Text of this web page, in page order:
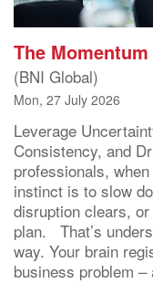
The
(BNI Global)
Mon, 27 July 2026
Leverage
Consistency, and
professionals,
instinct is to slow
disruption clears,
plan. That’s
way. Your brain
business problem